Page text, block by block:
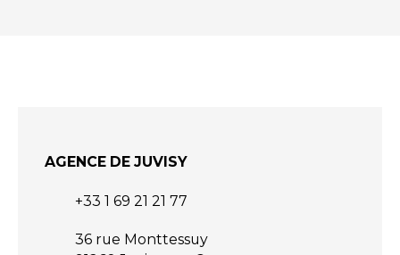
AGENCE DE JUVISY
+33 1 69 21 21 77
36 rue Monttessuy